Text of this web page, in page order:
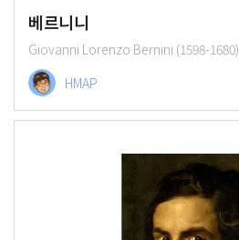
베르니니
Giovanni Lorenzo Bernini (1598-1680)
HMAP